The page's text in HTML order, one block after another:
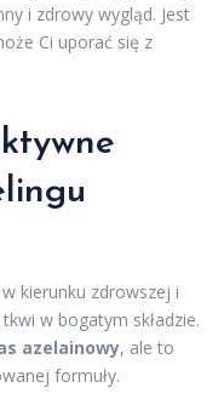
i zdrowy wygląd. Jest
Ci uporać się z
kierunku zdrowszej i
w bogatym składzie.
azelainowy, ale to
formuły.